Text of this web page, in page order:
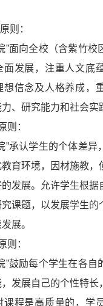
则：
”面向全校（含紫竹校
面发展，注重人文底
想信念及人格养成，
、研究能力和社会实
则：
”承认学生的个体差异
育环境，因材施教，
发展。允许学生根据
课题，以发展学生的
展。
则：
”鼓励每个学生在各自
，发展自己的个性特长
课程是高质量的，学